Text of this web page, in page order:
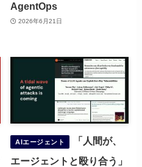
AgentOps
2026年6月21日
AIエージェント
「人間が、
エージェントと殴り合う」